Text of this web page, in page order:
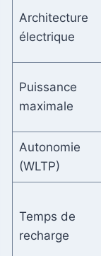
Architecture
électrique
Puissance
maximale
Autonomie
(WLTP)
Temps de
recharge